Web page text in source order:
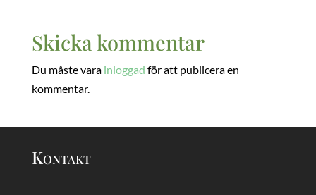
Skicka kommentar
Du måste vara inloggad för att publicera en
kommentar.
Kontakt